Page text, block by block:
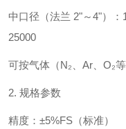
中口径（法兰 2"～4"）：
25000
可按气体（N₂、Ar、O₂
2. 规格参数
精度：±5%FS（标准）